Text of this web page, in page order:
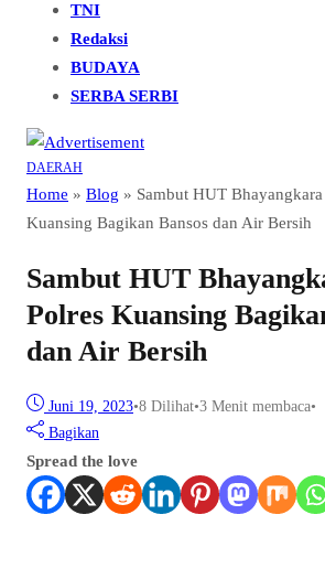
TNI
Redaksi
BUDAYA
SERBA SERBI
DAERAH
Home » Blog » Sambut HUT
Kuansing Bagikan Bansos dan Air Bersih
Sambut HUT
Polres Kuansing
dan Air Bersih
Juni 19, 2023•8 Dilihat•3 Menit membaca•
Bagikan
Spread the love